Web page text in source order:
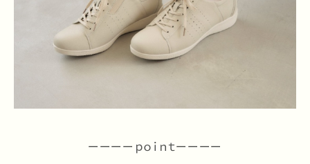
ーーーーｐｏｉｎｔーーーー